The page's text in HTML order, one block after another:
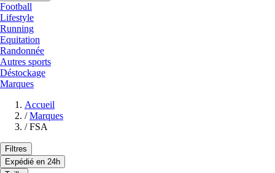
Football
Lifestyle
Running
Equitation
Randonnée
Autres sports
Déstockage
Marques
Accueil
/ Marques
/ FSA
Filtres
Expédié en 24h